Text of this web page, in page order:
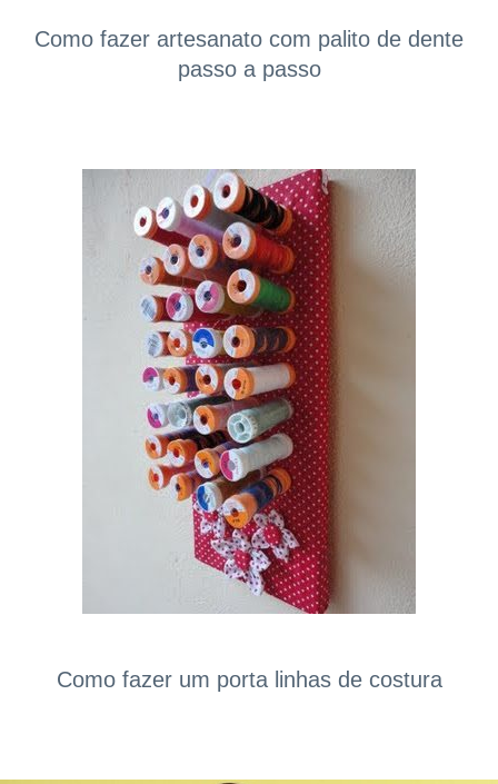
Como fazer artesanato com palito de dente
passo a passo
Como fazer um porta linhas de costura